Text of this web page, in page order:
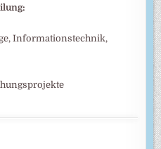
Informationstechnik,